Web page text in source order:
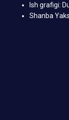
Ish grafigi:
Shanba